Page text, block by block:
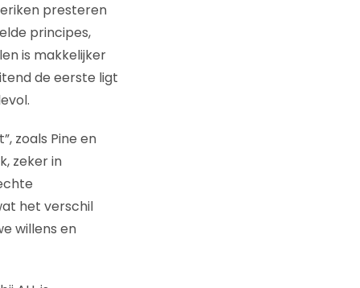
presteren
principes,
is makkelijker
de eerste ligt
zoals Pine en
zeker in
het verschil
willens en